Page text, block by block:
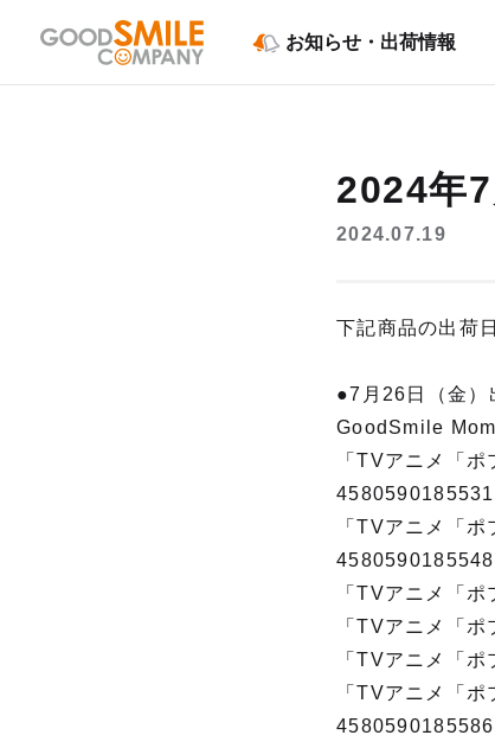
お知らせ・出荷情報
2024年
2024.07.19
下記商品の出荷
●7月26日（金）
GoodSmile
「TVアニメ「
4580590185531
「TVアニメ「
4580590185548
「TVアニメ「
「TVアニメ「
「TVアニメ「
「TVアニメ「
4580590185586